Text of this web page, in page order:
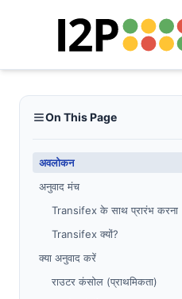
On This Page
अवलोकन
अनुवाद मंच
Transifex के साथ प्रारंभ करना
Transifex क्यों?
क्या अनुवाद करें
राउटर कंसोल (प्राथमिकता)